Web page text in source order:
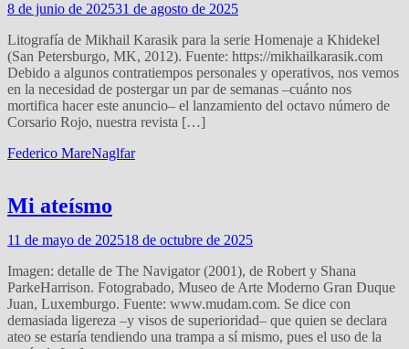
8 de junio de 202531 de agosto de 2025
Litografía de Mikhail Karasik para la serie Homenaje a Khidekel
(San Petersburgo, MK, 2012). Fuente: https://mikhailkarasik.com
Debido a algunos contratiempos personales y operativos, nos vemos
en la necesidad de postergar un par de semanas –cuánto nos
mortifica hacer este anuncio– el lanzamiento del octavo número de
Corsario Rojo, nuestra revista […]
Federico MareNaglfar
Mi ateísmo
11 de mayo de 202518 de octubre de 2025
Imagen: detalle de The Navigator (2001), de Robert y Shana
ParkeHarrison. Fotograbado, Museo de Arte Moderno Gran Duque
Juan, Luxemburgo. Fuente: www.mudam.com. Se dice con
demasiada ligereza –y visos de superioridad– que quien se declara
ateo se estaría tendiendo una trampa a sí mismo, pues el uso de la